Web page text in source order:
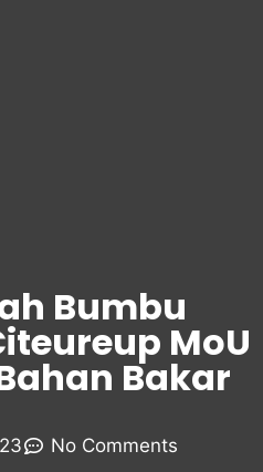
Bumbu
MoU
Bakar
No Comments